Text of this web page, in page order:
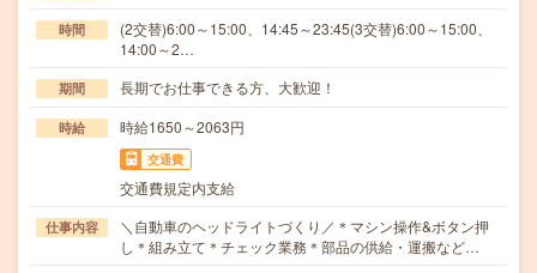
時間
(2交替)6:00～15:00、14:45～23:45(3交替)6:00～15:00、
14:00～2…
期間 長期でお仕事できる方、大歓迎！
時給 時給1650～2063円
交通費
交通費規定内支給
仕事内容
＼自動車のヘッドライトづくり／＊マシン操作&ボタン押
し＊組み立て＊チェック業務＊部品の供給・運搬など…